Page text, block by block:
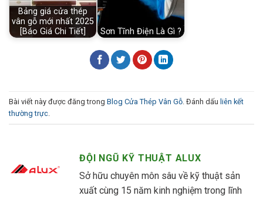
Bảng giá cửa thép
vân gỗ mới nhất 2025
[Báo Giá Chi Tiết]
Sơn Tĩnh Điện Là Gì ?
Bài viết này được đăng trong Blog Cửa Thép Vân Gỗ . Đánh dấu liên kết
thường trực
ĐỘI NGŨ KỸ THUẬT ALUX
Sở hữu chuyên môn sâu về kỹ thuật sản
xuất cùng 15 năm kinh nghiệm trong lĩnh